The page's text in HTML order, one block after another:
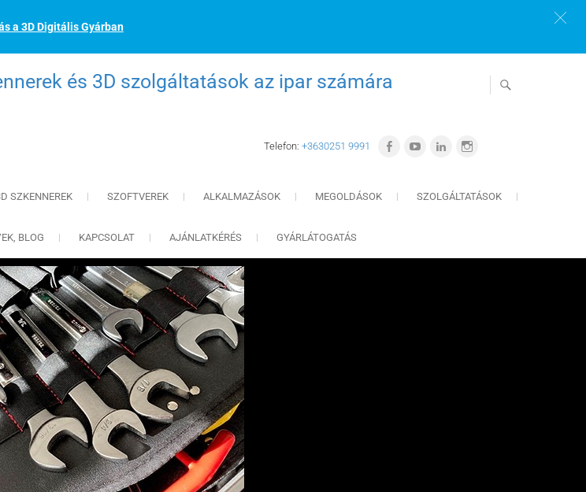
a 3D Digitális Gyárban
és 3D szolgáltatások az ipar számára
Telefon: +3630251 9991
SZKENNEREK SZOFTVEREK ALKALMAZÁSOK MEGOLDÁSOK SZOLGÁLTATÁSOK
BLOG KAPCSOLAT AJÁNLATKÉRÉS GYÁRLÁTOGATÁS